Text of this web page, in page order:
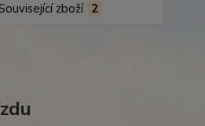
zboží 2